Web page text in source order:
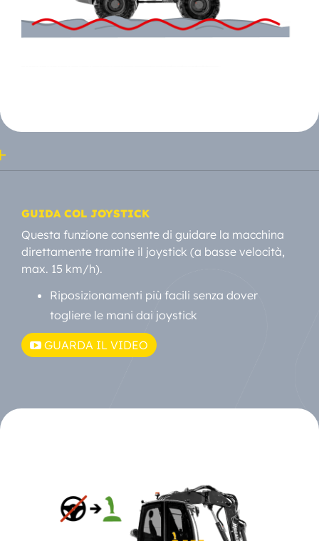
GUIDA COL JOYSTICK
Questa funzione consente di guidare la macchina
direttamente tramite il joystick (a basse velocità,
max. 15 km/h).
Riposizionamenti più facili senza dover
togliere le mani dai joystick
GUARDA IL VIDEO